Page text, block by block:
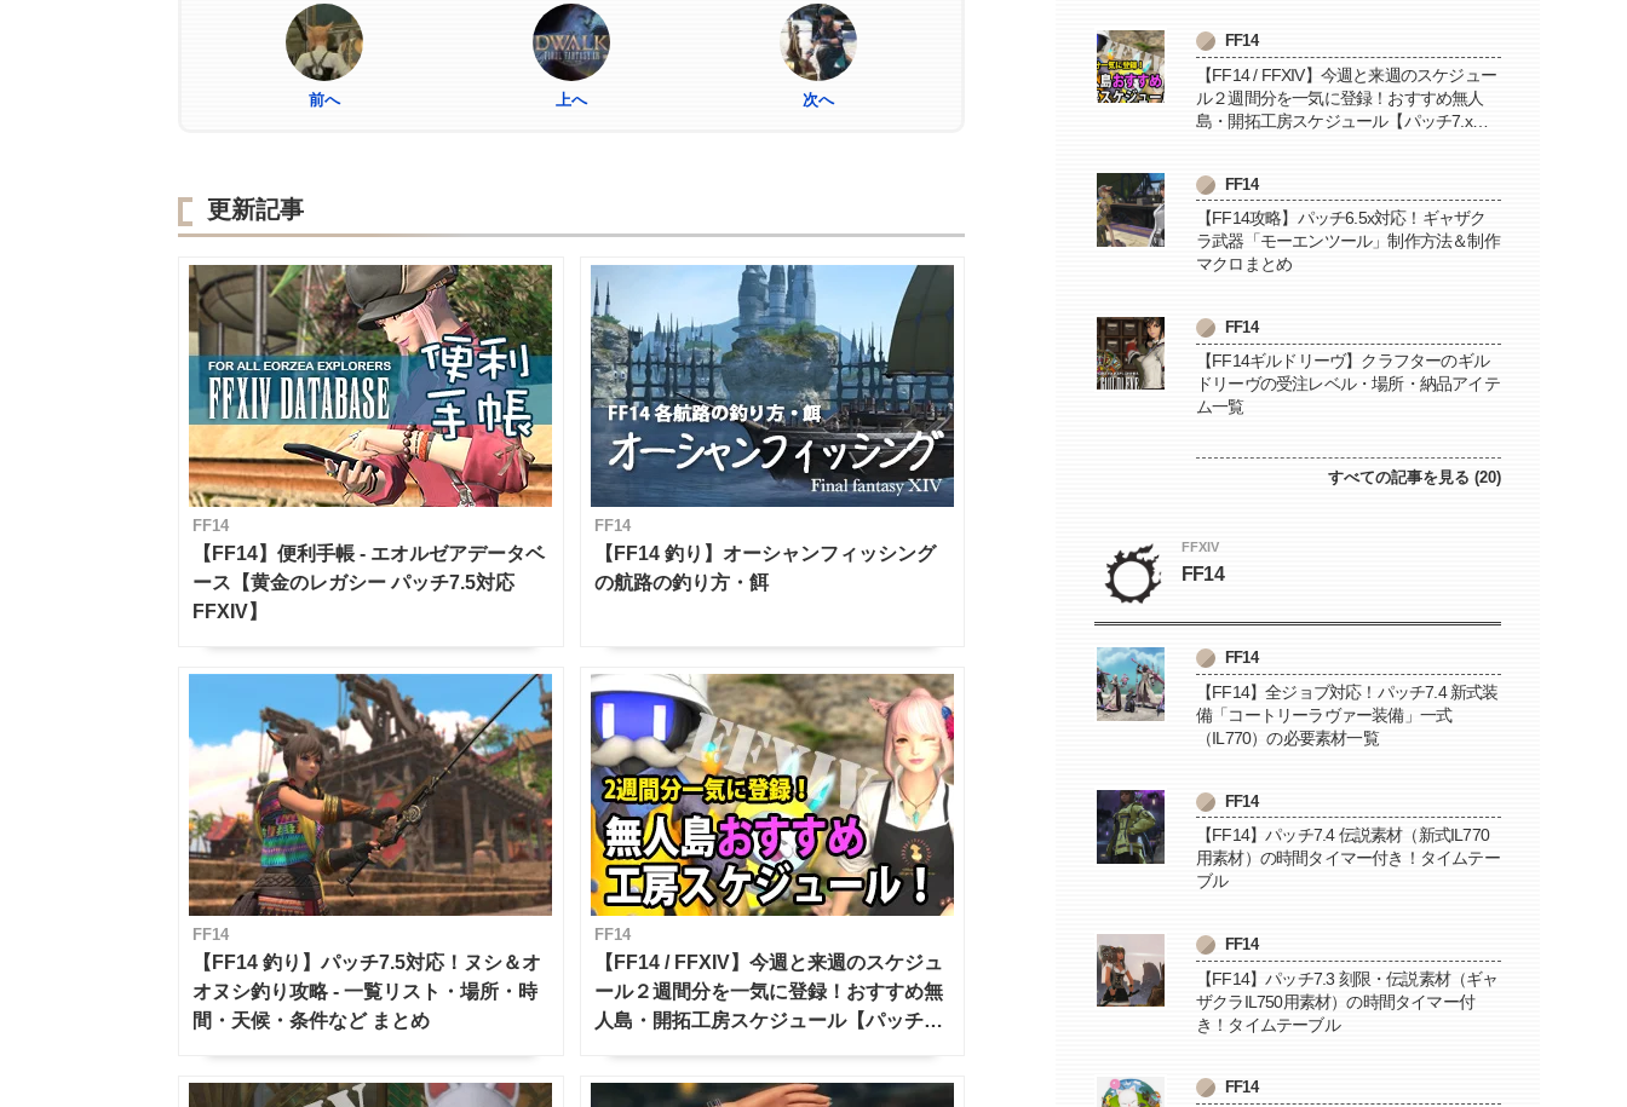
前へ 上へ 次へ
更新記事
FF14
【FF14】便利手帳 - エオルゼアデータベ
ース【黄金のレガシー パッチ7.5対応
FFXIV】
FF14
【FF14 釣り】オーシャンフィッシング
の航路の釣り方・餌
FF14
【FF14 釣り】パッチ7.5対応！ヌシ＆オ
オヌシ釣り攻略 - 一覧リスト・場所・時
間・天候・条件など まとめ
FF14
【FF14 / FFXIV】今週と来週のスケジュ
ール２週間分を一気に登録！おすすめ無
人島・開拓工房スケジュール【パッチ7.x
FF14
【FF14 / FFXIV】今週と来週のスケジュー
ル２週間分を一気に登録！おすすめ無人
島・開拓工房スケジュール【パッチ7.x対
FF14
【FF14攻略】パッチ6.5x対応！ギャザク
ラ武器「モーエンツール」制作方法＆制作
マクロまとめ
FF14
【FF14ギルドリーヴ】クラフターのギル
ドリーヴの受注レベル・場所・納品アイテ
ム一覧
すべての記事を見る (20)
FFXIV
FF14
FF14
【FF14】全ジョブ対応！パッチ7.4 新式装
備「コートリーラヴァー装備」一式
（IL770）の必要素材一覧
FF14
【FF14】パッチ7.4 伝説素材（新式IL770
用素材）の時間タイマー付き！タイムテー
ブル
FF14
【FF14】パッチ7.3 刻限・伝説素材（ギャ
ザクラIL750用素材）の時間タイマー付
き！タイムテーブル
FF14